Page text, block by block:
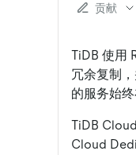
贡献
TiDB 使用
冗余复制
的服务始终
TiDB
Cloud